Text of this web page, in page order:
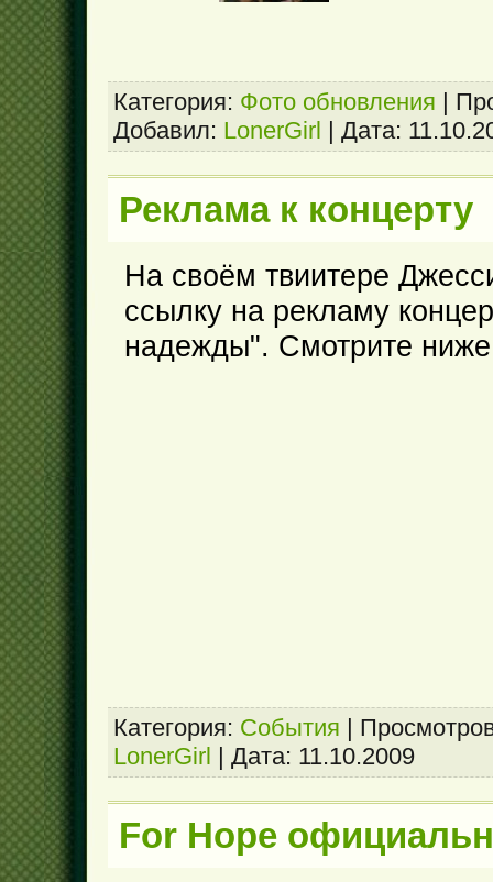
Категория: Фото обновления |
Добавил: LonerGirl | Дата:
Реклама к концерту
На своём твиитере
ссылку на рекламу
надежды". Смотрите
Категория: События |
LonerGirl | Дата: 11.10.2009
For Hope